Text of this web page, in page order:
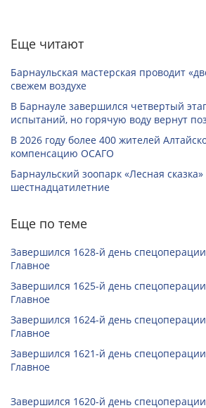
Еще читают
Барнаульская мастерская проводит
свежем воздухе
В Барнауле завершился четвертый
испытаний, но горячую воду вернут
В 2026 году более 400 жителей
компенсацию ОСАГО
Барнаульский зоопарк «Лесная
шестнадцатилетние
Еще по теме
Завершился 1628-й день
Главное
Завершился 1625-й день
Главное
Завершился 1624-й день
Главное
Завершился 1621-й день
Главное
Завершился 1620-й день